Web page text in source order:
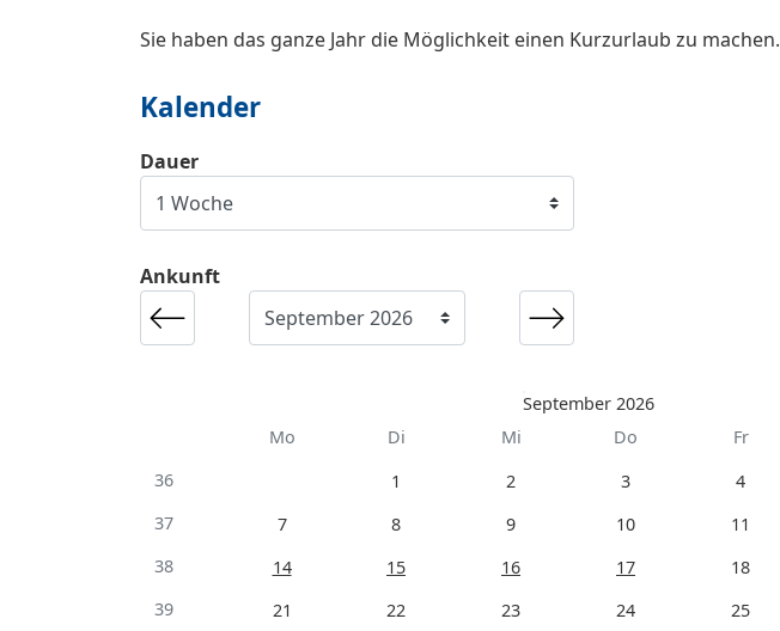
Sie haben das ganze Jahr die Möglichkeit einen Kurzurlaub zu machen.
Kalender
Ankunft
September 2026
Mo
Di Mi Do Fr
36
1 2 3 4
37
7 8 9 10 11
38
14 15 16 17 18
39
21 22 23 24 25
Dauer